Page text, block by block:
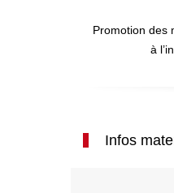
Promotion des
à
Infos